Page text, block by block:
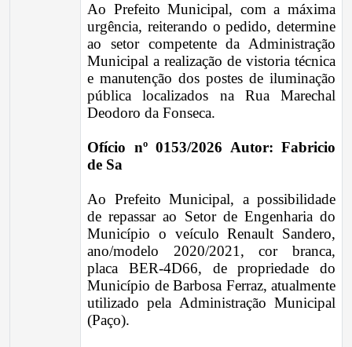
Ao Prefeito Municipal, com a máxima
urgência, reiterando o pedido, determine
ao setor competente da Administração
Municipal a realização de vistoria técnica
e manutenção dos postes de iluminação
pública localizados na Rua Marechal
Deodoro da Fonseca.
Ofício nº 0153/2026 Autor: Fabricio
de Sa
Ao Prefeito Municipal, a possibilidade
de repassar ao Setor de Engenharia do
Município o veículo Renault Sandero,
ano/modelo 2020/2021, cor branca,
placa BER-4D66, de propriedade do
Município de Barbosa Ferraz, atualmente
utilizado pela Administração Municipal
(Paço).